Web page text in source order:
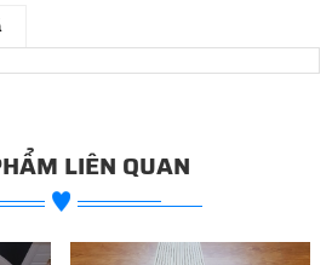
LIÊN QUAN